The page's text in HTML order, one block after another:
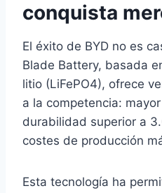
conquista
El éxito de BYD no es
Blade Battery, basada
litio (LiFePO4), ofrece
a la competencia:
durabilidad superior a
costes de producción
Esta tecnología ha